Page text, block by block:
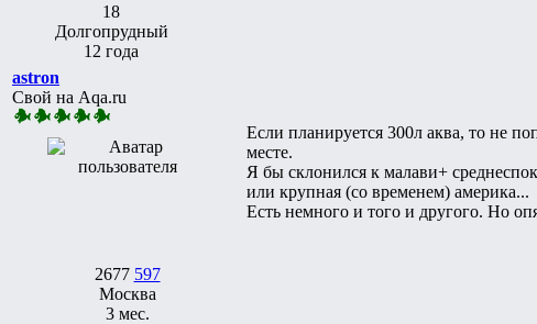
18
Долгопрудный
12 года
astron
Свой на Aqa.ru
2677 597
Москва
3 мес.
Если планируется 300л аква, то не
месте.
Я бы склонился к малави+
или крупная (со временем) америка...
Есть немного и того и другого. Но